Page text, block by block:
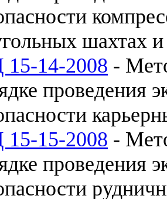
шахтах
15-14-2008 -
проведения
15-15-2008 -
проведения